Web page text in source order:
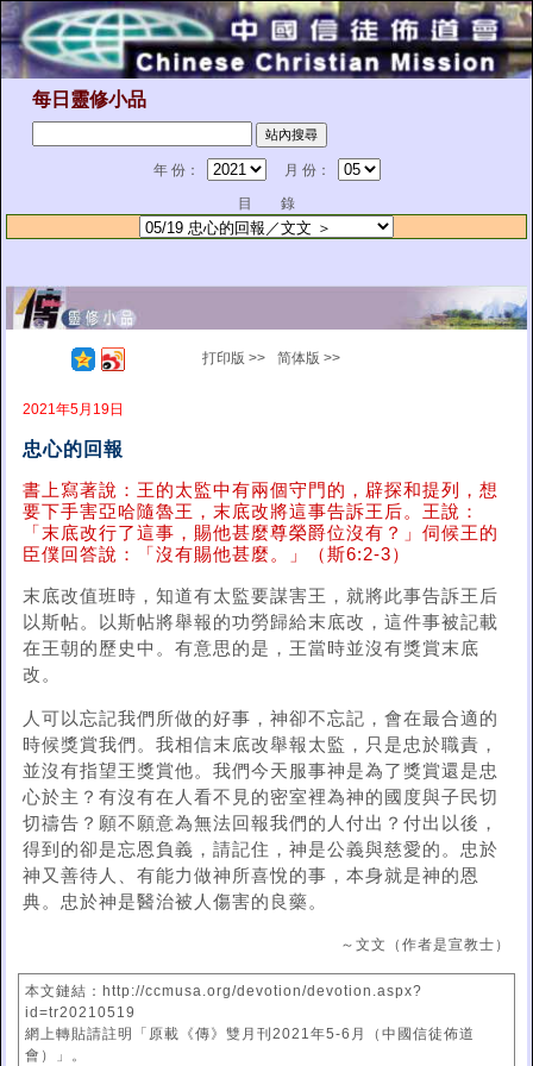
每日靈修小品
年 份：
月 份：
目 錄
打印版 >> 简体版 >>
2021年5月19日
忠心的回報
書上寫著說：王的太監中有兩個守門的，辟探和提列，想
要下手害亞哈隨魯王，末底改將這事告訴王后。王說：
「末底改行了這事，賜他甚麼尊榮爵位沒有？」伺候王的
臣僕回答說：「沒有賜他甚麼。」（斯6:2-3）
末底改值班時，知道有太監要謀害王，就將此事告訴王后
以斯帖。以斯帖將舉報的功勞歸給末底改，這件事被記載
在王朝的歷史中。有意思的是，王當時並沒有獎賞末底
改。
人可以忘記我們所做的好事，神卻不忘記，會在最合適的
時候獎賞我們。我相信末底改舉報太監，只是忠於職責，
並沒有指望王獎賞他。我們今天服事神是為了獎賞還是忠
心於主？有沒有在人看不見的密室裡為神的國度與子民切
切禱告？願不願意為無法回報我們的人付出？付出以後，
得到的卻是忘恩負義，請記住，神是公義與慈愛的。忠於
神又善待人、有能力做神所喜悅的事，本身就是神的恩
典。忠於神是醫治被人傷害的良藥。
～文文（作者是宣教士）
本文鏈結：http://ccmusa.org/devotion/devotion.aspx?
id=tr20210519
網上轉貼請註明「原載《傳》雙月刊2021年5-6月（中國信徒佈道
會）」。